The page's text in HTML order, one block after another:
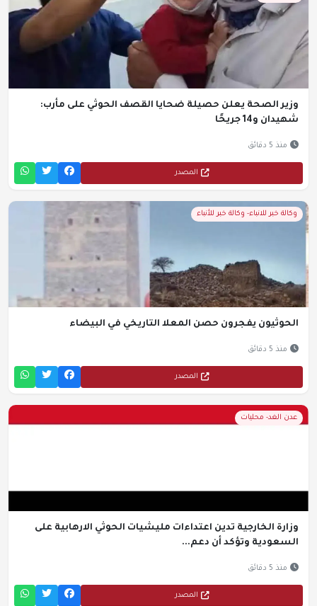
وزير الصحة يعلن حصيلة ضحايا القصف الحوثي على مأرب:
شهيدان و14 جريحًا
منذ 5 دقائق
المصدر
وكالة خبر للانباء- وكالة خبر للأنباء
الحوثيون يفجرون حصن المعلا التاريخي في البيضاء
منذ 5 دقائق
المصدر
عدن الغد- محليات
وزارة الخارجية تدين اعتداءات مليشيات الحوثي الارهابية على
السعودية وتؤكد أن دعم...
منذ 5 دقائق
المصدر